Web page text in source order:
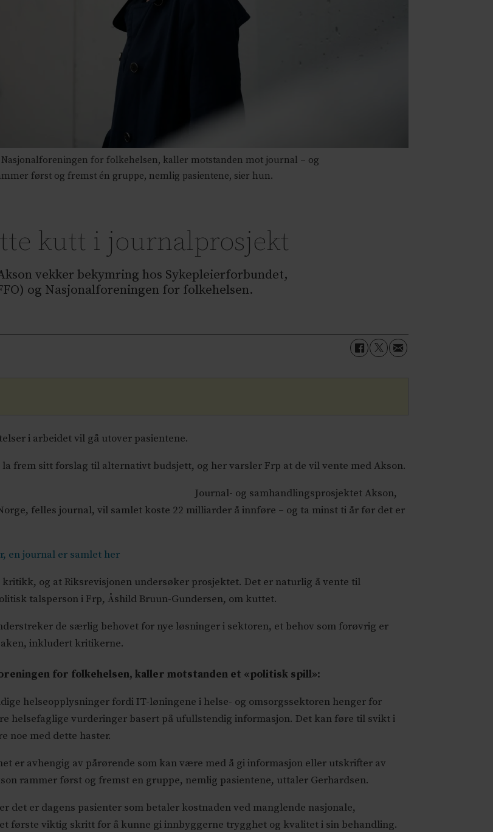
Nasjonalforeningen for folkehelsen, kaller motstanden mot journal – og
først og fremst én gruppe, nemlig pasientene, sier hun.
kutt i journalprosjekt
vekker bekymring hos Sykepleierforbundet,
og Nasjonalforeningen for folkehelsen.
i arbeidet vil gå utover pasientene.
frem sitt forslag til alternativt budsjett, og her varsler Frp at de vil vente med Akson.
Journal- og samhandlingsprosjektet Akson,
felles journal, vil samlet koste 22 milliarder å innføre – og ta minst ti år før det er
en journal er samlet her
og at Riksrevisjonen undersøker prosjektet. Det er naturlig å vente til
talsperson i Frp, Åshild Bruun-Gundersen, om kuttet.
de særlig behovet for nye løsninger i sektoren, et behov som forøvrig er
inkludert kritikerne.
for folkehelsen, kaller motstanden et «politisk spill»:
helseopplysninger fordi IT-løningene i helse- og omsorgssektoren henger for
helsefaglige vurderinger basert på ufullstendig informasjon. Det kan føre til svikt i
noe med dette haster.
er avhengig av pårørende som kan være med å gi informasjon eller utskrifter av
rammer først og fremst en gruppe, nemlig pasientene, uttaler Gerhardsen.
det er dagens pasienter som betaler kostnaden ved manglende nasjonale,
første viktig skritt for å kunne gi innbyggerne trygghet og kvalitet i sin behandling.